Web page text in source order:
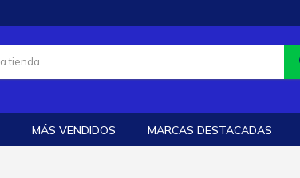
MÁS VENDIDOS MARCAS DESTACADAS